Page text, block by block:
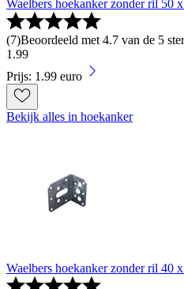
Waelbers hoekanker zonder ril 50
(7)Beoordeeld met 4.7 van de 5
1 .99
Prijs: 1.99 euro
Bekijk alles in hoekanker
Waelbers hoekanker zonder ril 40